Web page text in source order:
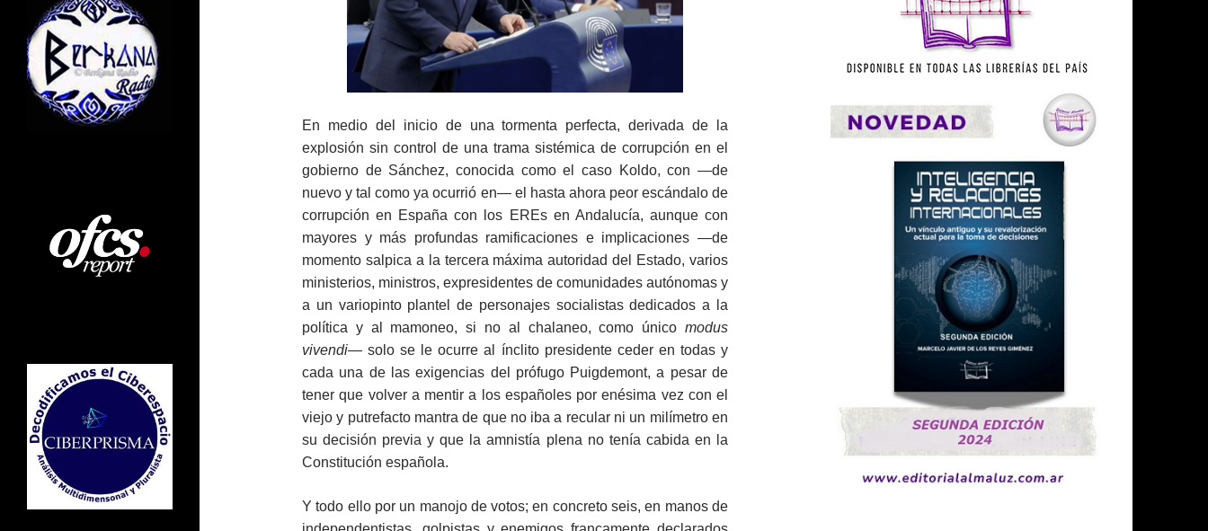
En medio del inicio de una tormenta perfecta, derivada de la
explosión sin control de una trama sistémica de corrupción en el
gobierno de Sánchez, conocida como el caso Koldo, con ―de
nuevo y tal como ya ocurrió en― el hasta ahora peor escándalo de
corrupción en España con los EREs en Andalucía, aunque con
mayores y más profundas ramificaciones e implicaciones ―de
momento salpica a la tercera máxima autoridad del Estado, varios
ministerios, ministros, expresidentes de comunidades autónomas y
a un variopinto plantel de personajes socialistas dedicados a la
política y al mamoneo, si no al chalaneo, como único modus
vivendi― solo se le ocurre al ínclito presidente ceder en todas y
cada una de las exigencias del prófugo Puigdemont, a pesar de
tener que volver a mentir a los españoles por enésima vez con el
viejo y putrefacto mantra de que no iba a recular ni un milímetro en
su decisión previa y que la amnistía plena no tenía cabida en la
Constitución española.
Y todo ello por un manojo de votos; en concreto seis, en manos de